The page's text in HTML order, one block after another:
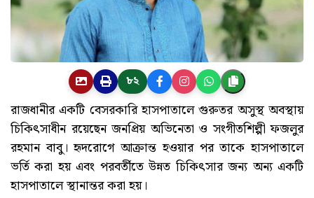
৮২
রাজধানীর একটি বেসরকারি হাসপাতালে গুরুতর অসুস্থ অবস্থায়
চিকিৎসাধীন রয়েছেন জনপ্রিয় অভিনেতা ও সংগীতশিল্পী ফজলুর
রহমান বাবু। হৃদরোগে আক্রান্ত হওয়ার পর তাকে হাসপাতালে
ভর্তি করা হয় এবং পরবর্তীতে উন্নত চিকিৎসার জন্য অন্য একটি
হাসপাতালে স্থানান্তর করা হয়।